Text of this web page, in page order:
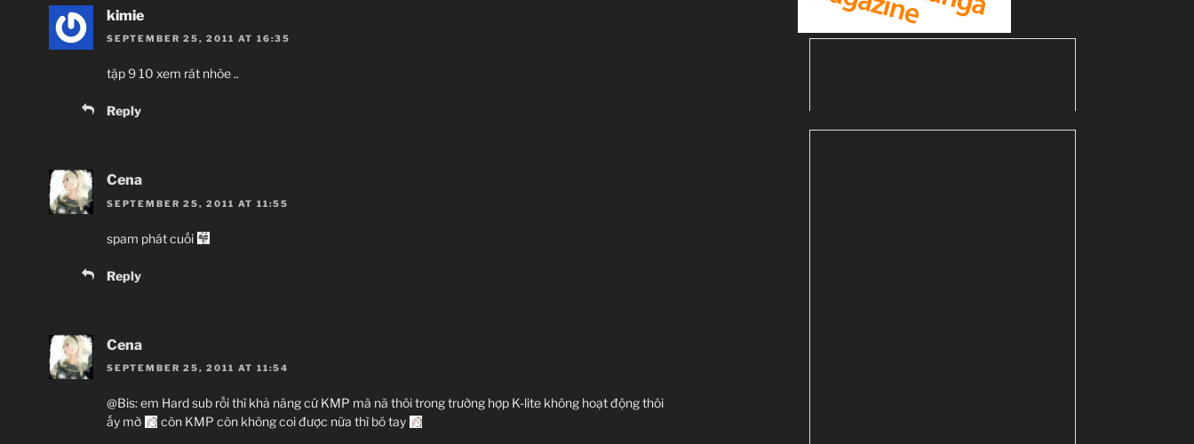
kimie
SEPTEMBER 25, 2011 AT 16:35
tập 9 10 xem rát nhòe ..
Reply
Cena
SEPTEMBER 25, 2011 AT 11:55
spam phát cuối
Reply
Cena
SEPTEMBER 25, 2011 AT 11:54
@Bis: em Hard sub rồi thì khả năng cứ KMP mà nã thôi trong trường hợp K-lite không hoạt động thôi
ấy mờ
còn KMP còn không coi được nữa thì bó tay